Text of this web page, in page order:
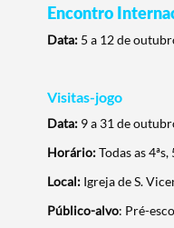
Encontro
Data: 5 a 12 de
Visitas-jogo
Data: 9 a 31 de
Horário:Todas as
Local: Igreja de S.
Público-alvo: Pré-